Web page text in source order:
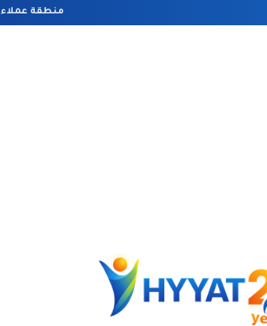
منطقة عملاء